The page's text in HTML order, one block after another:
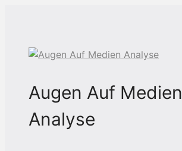
Augen Auf Medien
Analyse